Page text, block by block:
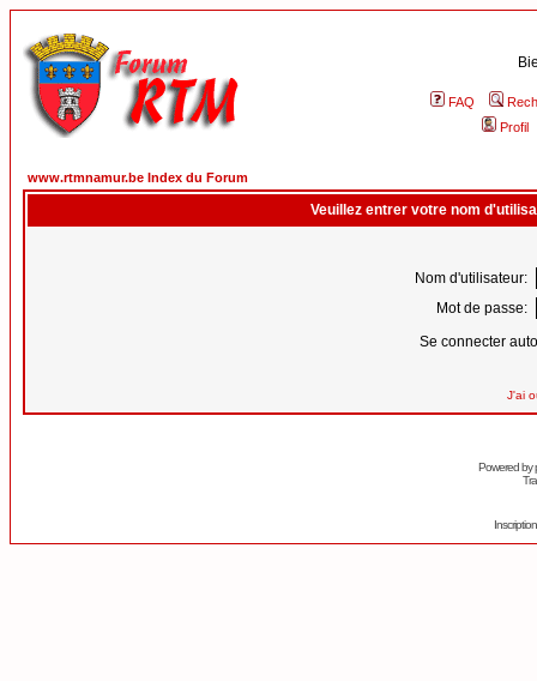
FAQ
Profil
www.rtmnamur.be Index du Forum
Veuillez entrer votre nom
Nom d'utilisateur:
Mot de passe:
Se connecter
J'ai
Powered by